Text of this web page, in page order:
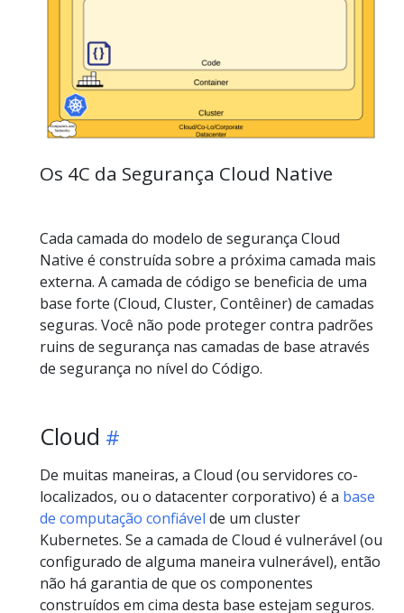
Os 4C da Segurança Cloud Native
Cada camada do modelo de segurança Cloud
Native é construída sobre a próxima camada mais
externa. A camada de código se beneficia de uma
base forte (Cloud, Cluster, Contêiner) de camadas
seguras. Você não pode proteger contra padrões
ruins de segurança nas camadas de base através
de segurança no nível do Código.
Cloud
De muitas maneiras, a Cloud (ou servidores co-
localizados, ou o datacenter corporativo) é a base
de computação confiável de um cluster
Kubernetes. Se a camada de Cloud é vulnerável (ou
configurado de alguma maneira vulnerável), então
não há garantia de que os componentes
construídos em cima desta base estejam seguros.